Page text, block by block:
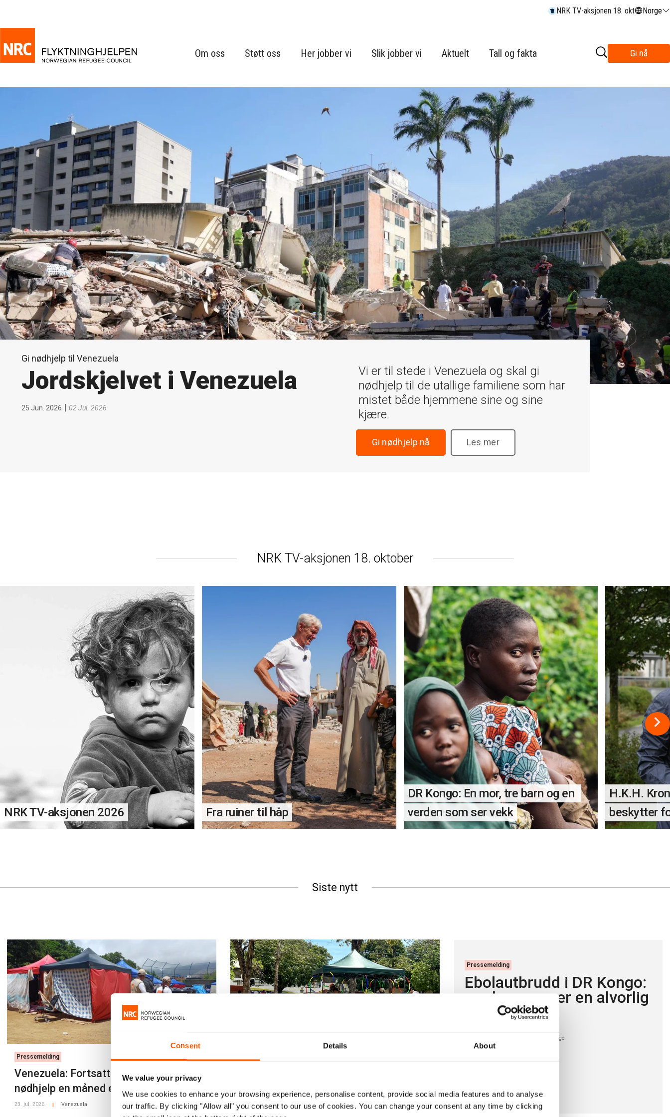
Consent Details About
We value your privacy
We use cookies to enhance your browsing experience, personalise content, provide social media features and to analyse
our traffic. By clicking "Allow all" you consent to our use of cookies. You can change your consent at any time by clicking
NRK TV-aksjonen 18. okt Norge
Om oss Støtt oss Her jobber vi Slik jobber vi Aktuelt Tall og fakta Gi nå
Gi nødhjelp til Venezuela
Jordskjelvet i Venezuela
25 Jun. 2026 | 02 Jul. 2026
Vi er til stede i Venezuela og skal gi
nødhjelp til de utallige familiene som har
mistet både hjemmene sine og sine
kjære.
Gi nødhjelp nå Les mer
NRK TV-aksjonen 18. oktober
NRK TV-aksjonen 2026 Fra ruiner til håp
DR Kongo: En mor, tre barn og en
verden som ser vekk
H.K.H.
beskytter
Siste nytt
Pressemelding
Venezuela: Fortsatt stort behov for
nødhjelp en måned etter jordskjelvene
23. jul. 2026 Venezuela
dyp nød etter jordskjelvene
16. jul. 2026 | Venezuela
Pressemelding
Ebolautbrudd i DR Kongo:
verden overser en alvorlig
krise
DR Kongo